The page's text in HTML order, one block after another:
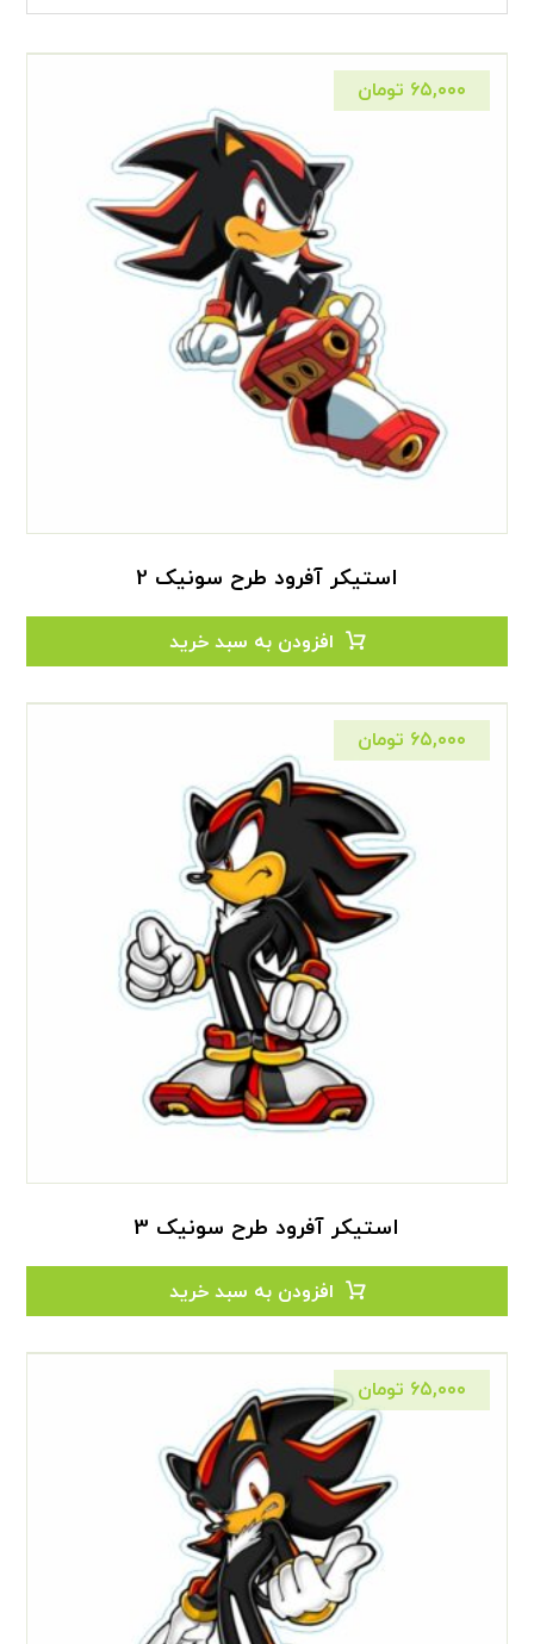
استیکر آفرود طرح سونیک 2
۶۵,۰۰۰ تومان
افزودن به سبد خرید
استیکر آفرود طرح سونیک 3
۶۵,۰۰۰ تومان
افزودن به سبد خرید
۶۵,۰۰۰ تومان